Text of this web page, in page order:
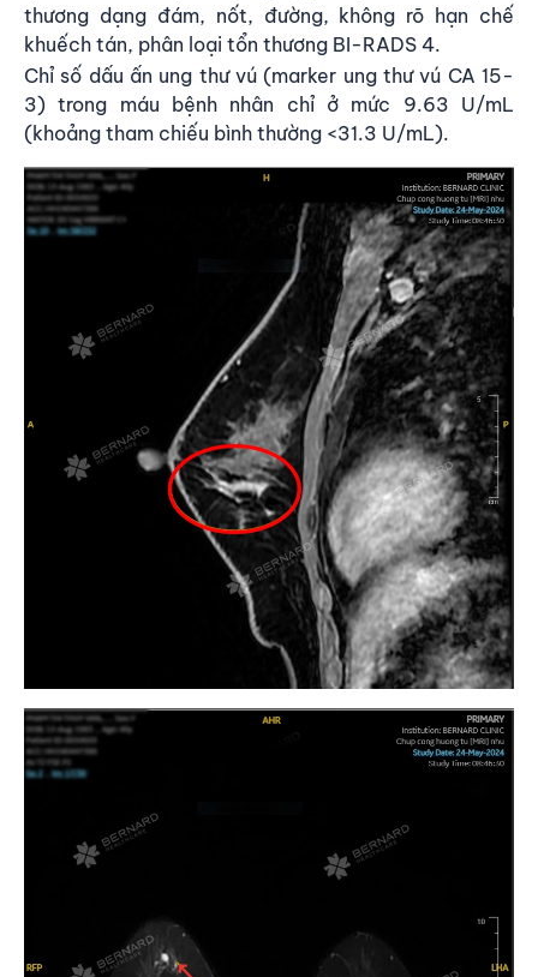
thương dạng đám, nốt, đường, không rõ hạn chế
khuếch tán, phân loại tổn thương BI-RADS 4.
Chỉ số dấu ấn ung thư vú (marker ung thư vú CA 15-
3) trong máu bệnh nhân chỉ ở mức 9.63 U/mL
(khoảng tham chiếu bình thường <31.3 U/mL).